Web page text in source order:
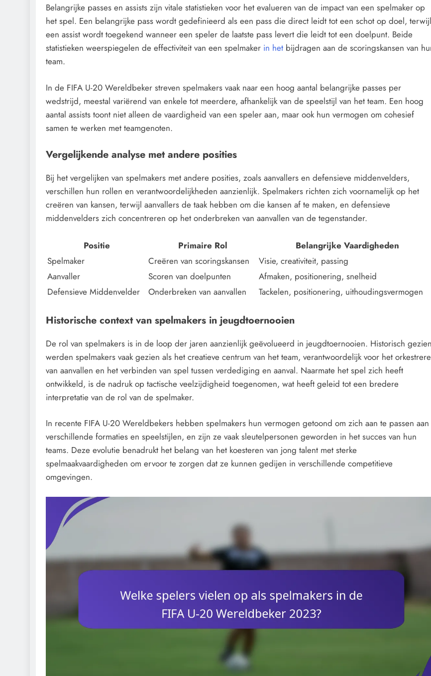
Belangrijke passes en assists zijn vitale statistieken voor het evalueren van de impact van een spelmaker op
het spel. Een belangrijke pass wordt gedefinieerd als een pass die direct leidt tot een schot op doel, terwijl
een assist wordt toegekend wanneer een speler de laatste pass levert die leidt tot een doelpunt. Beide
statistieken weerspiegelen de effectiviteit van een spelmaker in het bijdragen aan de scoringskansen van
team.
In de FIFA U-20 Wereldbeker streven spelmakers vaak naar een hoog aantal belangrijke passes per
wedstrijd, meestal variërend van enkele tot meerdere, afhankelijk van de speelstijl van het team. Een hoog
aantal assists toont niet alleen de vaardigheid van een speler aan, maar ook hun vermogen om cohesief
samen te werken met teamgenoten.
Vergelijkende analyse met andere posities
Bij het vergelijken van spelmakers met andere posities, zoals aanvallers en defensieve middenvelders,
verschillen hun rollen en verantwoordelijkheden aanzienlijk. Spelmakers richten zich voornamelijk op het
creëren van kansen, terwijl aanvallers de taak hebben om die kansen af te maken, en defensieve
middenvelders zich concentreren op het onderbreken van aanvallen van de tegenstander.
Positie Primaire Rol
Belangrijke Vaardigheden
Spelmaker
Creëren van scoringskansen
Visie, creativiteit, passing
Aanvaller
Scoren van doelpunten
Afmaken, positionering, snelheid
Defensieve Middenvelder
Onderbreken van aanvallen Tackelen, positionering, uithoudingsvermogen
Historische context van spelmakers in jeugdtoernooien
De rol van spelmakers is in de loop der jaren aanzienlijk geëvolueerd in jeugdtoernooien. Historisch gezien
werden spelmakers vaak gezien als het creatieve centrum van het team, verantwoordelijk voor het
van aanvallen en het verbinden van spel tussen verdediging en aanval. Naarmate het spel zich heeft
ontwikkeld, is de nadruk op tactische veelzijdigheid toegenomen, wat heeft geleid tot een bredere
interpretatie van de rol van de spelmaker.
In recente FIFA U-20 Wereldbekers hebben spelmakers hun vermogen getoond om zich aan te passen aan
verschillende formaties en speelstijlen, en zijn ze vaak sleutelpersonen geworden in het succes van hun
teams. Deze evolutie benadrukt het belang van het koesteren van jong talent met sterke
spelmaakvaardigheden om ervoor te zorgen dat ze kunnen gedijen in verschillende competitieve
omgevingen.